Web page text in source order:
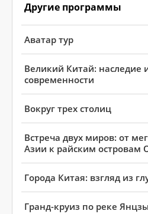
Другие программы
Аватар тур
Великий Китай: наследие
современности
Вокруг трех столиц
Встреча двух миров: от
Азии к райским островам
Города Китая: взгляд из
Гранд-круиз по реке